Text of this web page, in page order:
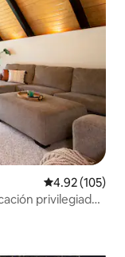
Calificación
4.92 (105)
privilegiada •